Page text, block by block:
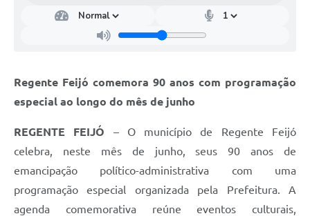
Regente Feijó comemora 90 anos com programação
especial ao longo do mês de junho
REGENTE FEIJÓ – O município de Regente Feijó
celebra, neste mês de junho, seus 90 anos de
emancipação político-administrativa com uma
programação especial organizada pela Prefeitura. A
agenda comemorativa reúne eventos culturais,